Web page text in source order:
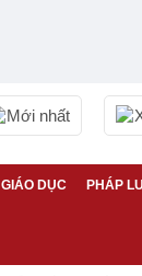
Mới nhất
GIÁO DỤC PHÁP